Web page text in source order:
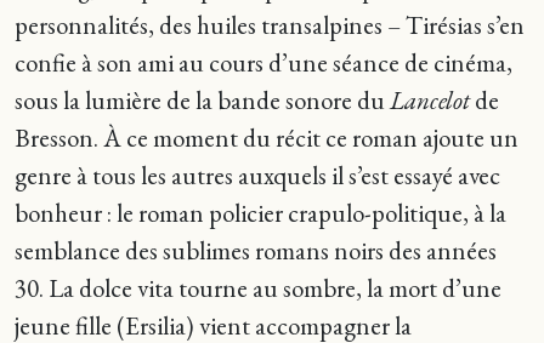
personnalités, des huiles transalpines – Tirésias s’en
confie à son ami au cours d’une séance de cinéma,
sous la lumière de la bande sonore duLancelotde
Bresson. À ce moment du récit ce roman ajoute un
genre à tous les autres auxquels il s’est essayé avec
bonheur : le roman policier crapulo-politique, à la
semblance des sublimes romans noirs des années
30. La dolce vita tourne au sombre, la mort d’une
jeune fille (Ersilia) vient accompagner la